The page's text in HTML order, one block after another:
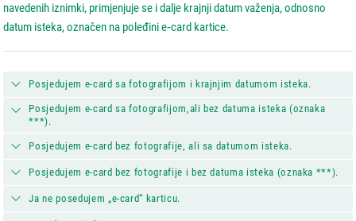
navedenih iznimki, primjenjuje se i dalje krajnji datum važenja, odnosno
datum isteka, označen na poleđini e‑card kartice.
Posjedujem e-card sa fotografijom i krajnjim datumom isteka.
Posjedujem e-card sa fotografijom,ali bez datuma isteka (oznaka
***).
Posjedujem e-card bez fotografije, ali sa datumom isteka.
Posjedujem e-card bez fotografije i bez datuma isteka (oznaka ***).
Ja ne posedujem „e-card“ karticu.